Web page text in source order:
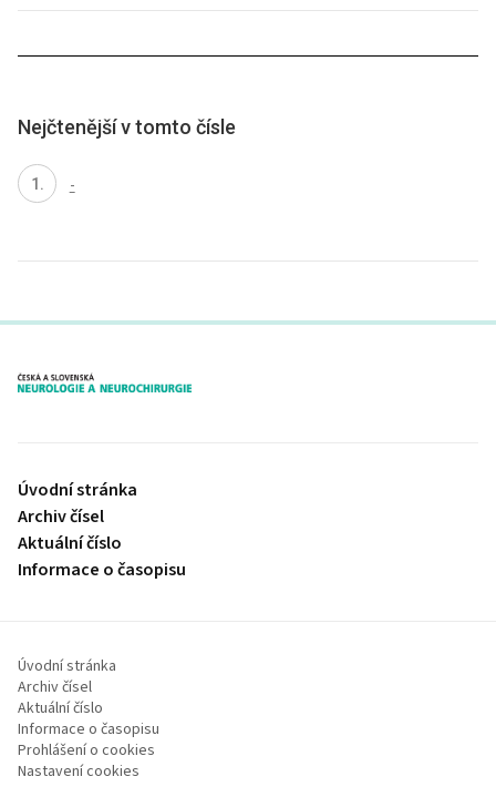
Nejčtenější v tomto čísle
-
proLékaře.cz
Úvodní stránka
Archiv čísel
Aktuální číslo
Informace o časopisu
Úvodní stránka
Archiv čísel
Aktuální číslo
Informace o časopisu
Prohlášení o cookies
Nastavení cookies